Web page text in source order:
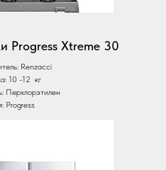
Progress Xtreme 30
Renzacci
10 -12 кг
Перхлорэтилен
Progress